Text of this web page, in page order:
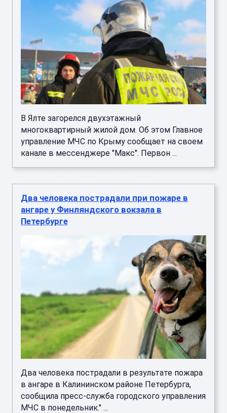
В Ялте загорелся двухэтажный
многоквартирный жилой дом. Об этом Главное
управление МЧС по Крыму сообщает на своем
канале в мессенджере "Макс". Первон ...
Два человека пострадали при пожаре в
ангаре у Финляндского вокзала в
Петербурге
Два человека пострадали в результате пожара
в ангаре в Калининском районе Петербурга,
сообщила пресс-служба городского управления
МЧС в понедельник." ...